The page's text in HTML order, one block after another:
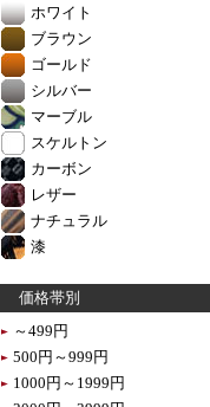
ホワイト
ブラウン
ゴールド
シルバー
マーブル
スケルトン
カーボン
レザー
ナチュラル
漆
価格帯別
～499円
500円～999円
1000円～1999円